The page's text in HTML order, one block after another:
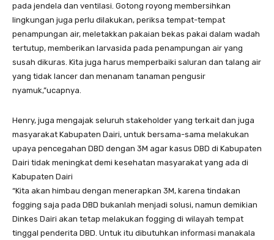
pada jendela dan ventilasi. Gotong royong membersihkan
lingkungan juga perlu dilakukan, periksa tempat-tempat
penampungan air, meletakkan pakaian bekas pakai dalam wadah
tertutup, memberikan larvasida pada penampungan air yang
susah dikuras. Kita juga harus memperbaiki saluran dan talang air
yang tidak lancer dan menanam tanaman pengusir
nyamuk,”ucapnya.
Henry, juga mengajak seluruh stakeholder yang terkait dan juga
masyarakat Kabupaten Dairi, untuk bersama-sama melakukan
upaya pencegahan DBD dengan 3M agar kasus DBD di Kabupaten
Dairi tidak meningkat demi kesehatan masyarakat yang ada di
Kabupaten Dairi
“Kita akan himbau dengan menerapkan 3M, karena tindakan
fogging saja pada DBD bukanlah menjadi solusi, namun demikian
Dinkes Dairi akan tetap melakukan fogging di wilayah tempat
tinggal penderita DBD. Untuk itu dibutuhkan informasi manakala